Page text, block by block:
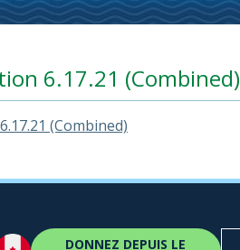
6.17.21 (Combined)
(Combined)
DONNEZ DEPUIS LE